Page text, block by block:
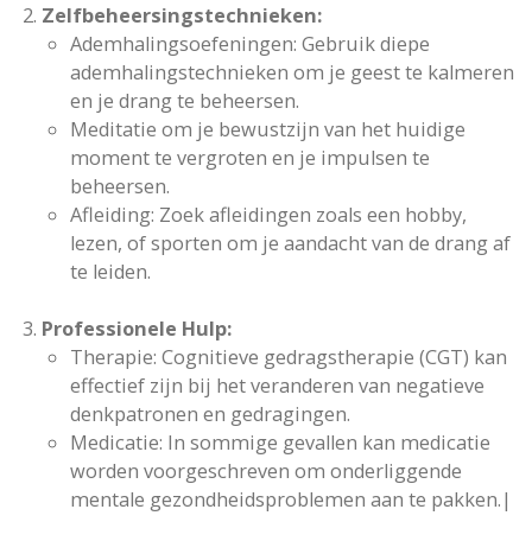
Zelfbeheersingstechnieken:
Ademhalingsoefeningen: Gebruik diepe
ademhalingstechnieken om je geest te kalmeren
en je drang te beheersen.
Meditatie om je bewustzijn van het huidige
moment te vergroten en je impulsen te
beheersen.
Afleiding: Zoek afleidingen zoals een hobby,
lezen, of sporten om je aandacht van de drang af
te leiden.
Professionele Hulp:
Therapie: Cognitieve gedragstherapie (CGT) kan
effectief zijn bij het veranderen van negatieve
denkpatronen en gedragingen.
Medicatie: In sommige gevallen kan medicatie
worden voorgeschreven om onderliggende
mentale gezondheidsproblemen aan te pakken.|